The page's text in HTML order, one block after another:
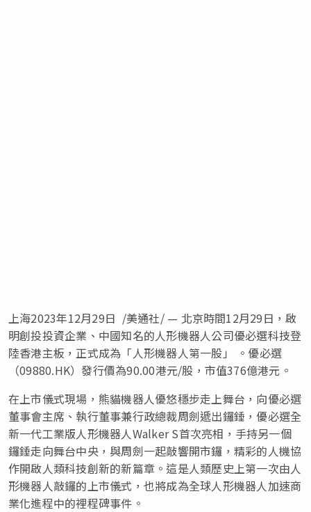
上海2023年12月29日 /美通社/ — 北京時間12月29日，啟
明創投投資企業、中國知名的人形機器人公司優必選科技登
陸香港主板，正式成為「人形機器人第一股」 。優必選
（09880.HK）發行價為90.00港元/股，市值376億港元。
在上市儀式現場，熊貓機器人優悠穩步走上舞台，向優必選
董事會主席、執行董事兼行政總裁周劍遞出鑼錘，優必選全
新一代工業版人形機器人Walker S首次亮相，手持另一個
鑼錘走向舞台中央，與周劍一起敲響開市鑼，精彩的人機協
作開啟人類科技創新的新篇章。這是人類歷史上第一次由人
形機器人敲鑼的上市儀式，也將成為全球人形機器人加速商
業化進程中的裡程碑事件。